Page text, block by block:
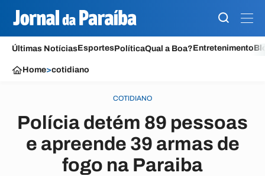
Últimas NotíciasEsportesPolíticaQual a Boa?Entretenimento
Home>cotidiano
COTIDIANO
Polícia detém 89 pessoas
e apreende 39 armas de
fogo na Paraiba